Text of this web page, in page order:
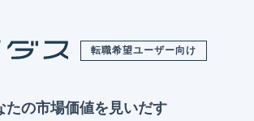
転職希望ユーザー向け
たの市場価値を見いだす